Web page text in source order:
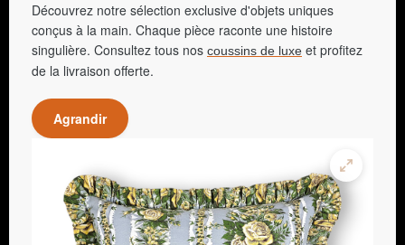
Découvrez notre sélection exclusive d'objets uniques
conçus à la main. Chaque pièce raconte une histoire
singulière. Consultez tous nos coussins de luxe et profitez
de la livraison offerte.
Agrandir